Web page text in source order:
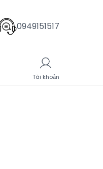
0949151517
Tài khoản